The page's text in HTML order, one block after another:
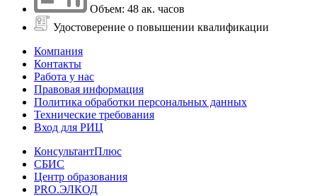
Объем: 48 ак. часов
Удостоверение о повышении квалификации
Компания
Контакты
Работа у нас
Правовая информация
Политика обработки персональных данных
Технические требования
Вход для РИЦ
КонсультантПлюс
СБИС
Центр образования
PRO.ЭЛКОД